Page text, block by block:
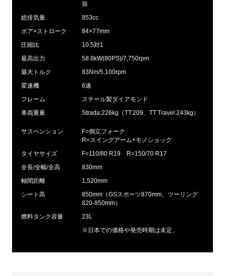
筒
総排気量
853cc
ボア×ストローク
84×77mm
圧縮比
10.5対1
最高出力
58.8kW(80PS)/7,750rpm
最大トルク
83Nm/5,100rpm
変速機
6速
フレーム
スチール製ダイアモンド
車両重量
Strada:226kg（TT:209、TT Travel:243kg）
サスペンション
F=倒立フォーク
R=スイングアーム+モノショック
タイヤサイズ
F=110/80 R19 R=150/70 R17
全長/全幅/全高
830mm
軸間距離
1,520mm
シート高
850mm（GSスポーツ870mm、ツーリング
820-850mm）
燃料タンク容量
23L
※日本での価格や発売時期は未定。